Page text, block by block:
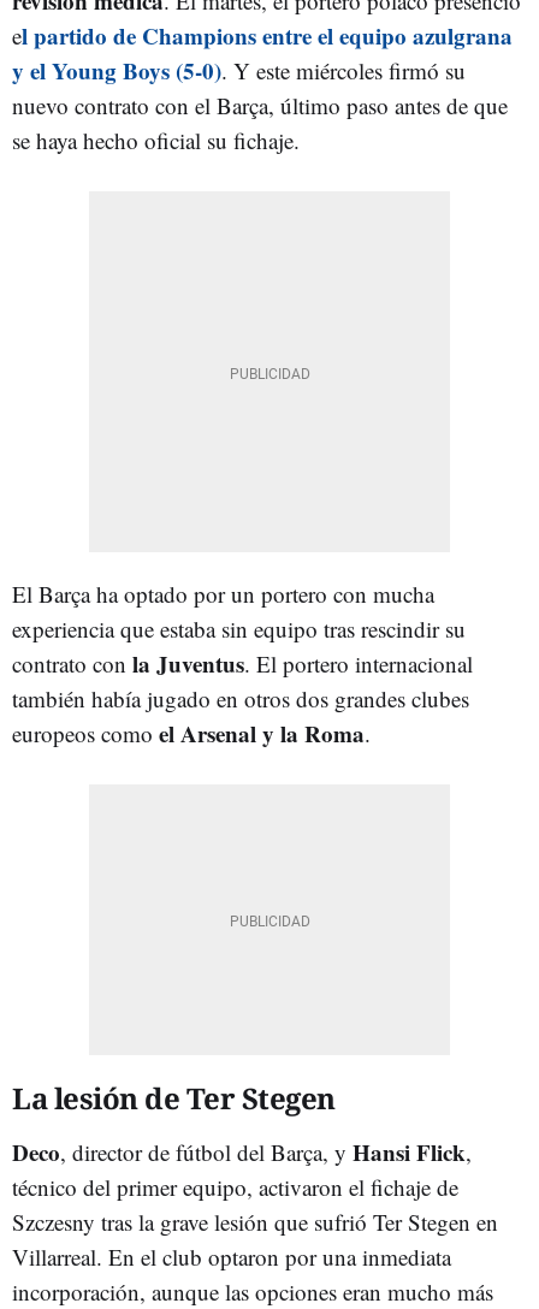
el partido de Champions entre el equipo azulgrana
y el Young Boys (5-0). Y este miércoles firmó su
nuevo contrato con el Barça, último paso antes de que
se haya hecho oficial su fichaje.
El Barça ha optado por un portero con mucha
experiencia que estaba sin equipo tras rescindir su
contrato con la Juventus. El portero internacional
también había jugado en otros dos grandes clubes
europeos como el Arsenal y la Roma.
La lesión de Ter Stegen
Deco, director de fútbol del Barça, y Hansi Flick,
técnico del primer equipo, activaron el fichaje de
Szczesny tras la grave lesión que sufrió Ter Stegen en
Villarreal. En el club optaron por una inmediata
incorporación, aunque las opciones eran mucho más